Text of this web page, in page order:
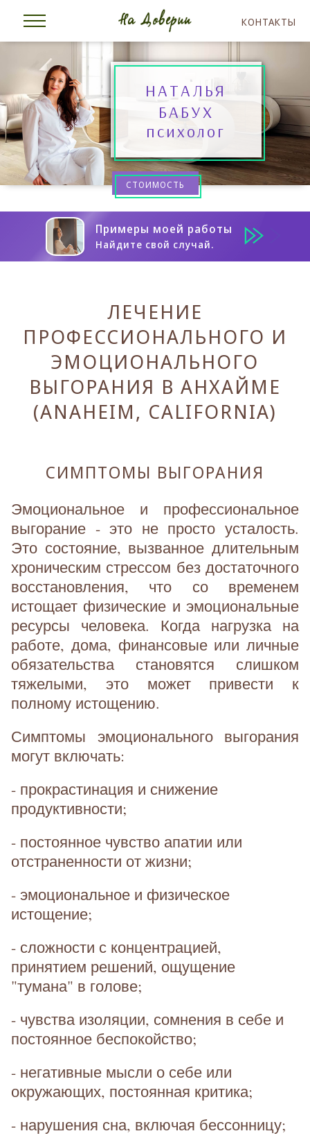
КОНТАКТЫ
НАТАЛЬЯ
БАБУХ
психолог
СТОИМОСТЬ
Примеры моей работы
Найдите свой случай.
ЛЕЧЕНИЕ
ПРОФЕССИОНАЛЬНОГО И
ЭМОЦИОНАЛЬНОГО
ВЫГОРАНИЯ В АНХАЙМЕ
(ANAHEIM, CALIFORNIA)
СИМПТОМЫ ВЫГОРАНИЯ
Эмоциональное и профессиональное
выгорание - это не просто усталость.
Это состояние, вызванное длительным
хроническим стрессом без достаточного
восстановления, что со временем
истощает физические и эмоциональные
ресурсы человека. Когда нагрузка на
работе, дома, финансовые или личные
обязательства становятся слишком
тяжелыми, это может привести к
полному истощению.
Симптомы эмоционального выгорания
могут включать:
- прокрастинация и снижение
продуктивности;
- постоянное чувство апатии или
отстраненности от жизни;
- эмоциональное и физическое
истощение;
- сложности с концентрацией,
принятием решений, ощущение
"тумана" в голове;
- чувства изоляции, сомнения в себе и
постоянное беспокойство;
- негативные мысли о себе или
окружающих, постоянная критика;
- нарушения сна, включая бессонницу;